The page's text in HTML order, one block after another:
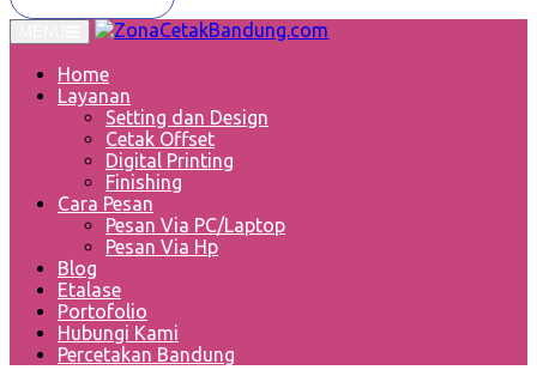
Home
Layanan
Setting dan Design
Cetak Offset
Digital Printing
Finishing
Cara Pesan
Pesan Via PC/Laptop
Pesan Via Hp
Blog
Etalase
Portofolio
Hubungi Kami
Percetakan Bandung